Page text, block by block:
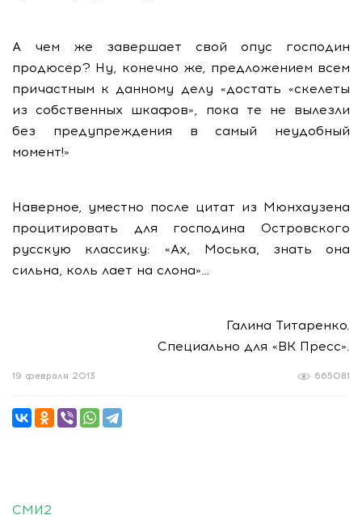
А чем же завершает свой опус господин
продюсер? Ну, конечно же, предложением всем
причастным к данному делу «достать «скелеты
из собственных шкафов», пока те не вылезли
без предупреждения в самый неудобный
момент!»
Наверное, уместно после цитат из Мюнхаузена
процитировать для господина Островского
русскую классику: «Ах, Моська, знать она
сильна, коль лает на слона»…
Галина Титаренко.
Специально для «ВК Пресс».
665081
19 февраля 2013
СМИ2